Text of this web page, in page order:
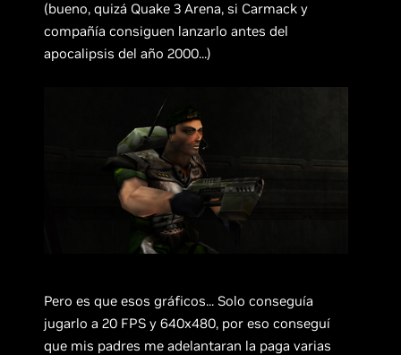
(bueno, quizá Quake 3 Arena, si Carmack y
compañía consiguen lanzarlo antes del
apocalipsis del año 2000...)
Pero es que esos gráficos... Solo conseguía
jugarlo a 20 FPS y 640x480, por eso conseguí
que mis padres me adelantaran la paga varias